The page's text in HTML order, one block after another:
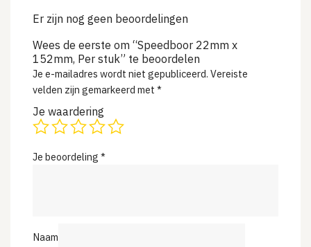
Er zijn nog geen beoordelingen
Wees de eerste om “Speedboor 22mm x
152mm, Per stuk” te beoordelen
Je e-mailadres wordt niet gepubliceerd. Vereiste
velden zijn gemarkeerd met *
Je waardering
Je beoordeling *
Naam